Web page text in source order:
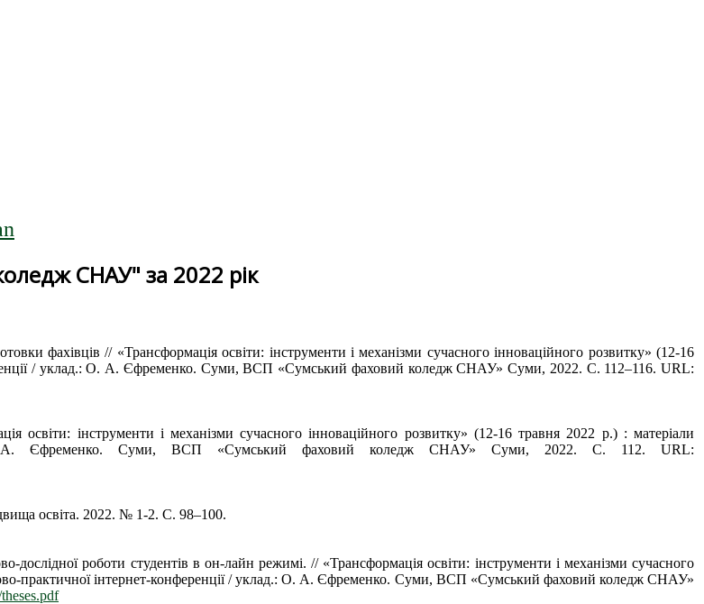
СНАУ" за 2022 рік
фахівців // «Трансформація освіти: інструменти і механізми сучасного інноваційного розвитку» (12-16
/ уклад.: О. А. Єфременко. Суми, ВСП «Сумський фаховий коледж СНАУ» Суми, 2022. С. 112–116. URL:
освіти: інструменти і механізми сучасного інноваційного розвитку» (12-16 травня 2022 р.) : матеріали
О. А. Єфременко. Суми, ВСП «Сумський фаховий коледж СНАУ» Суми, 2022. С. 112. URL:
освіта. 2022. № 1-2. С. 98–100.
дослідної роботи студентів в он-лайн режимі. // «Трансформація освіти: інструменти і механізми сучасного
практичної інтернет-конференції / уклад.: О. А. Єфременко. Суми, ВСП «Сумський фаховий коледж СНАУ»